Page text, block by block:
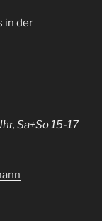
in der
Sa+So 15-17